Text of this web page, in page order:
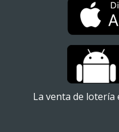
La venta de